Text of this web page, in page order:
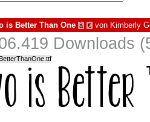
is Better Than One à € von Kimberly
Downloads